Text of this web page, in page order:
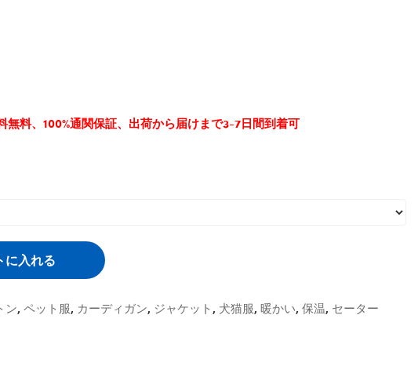
料、100%通関保証、出荷から届けまで3-7日間到着可
に入れる
ン, ペット服, カーディガン, ジャケット , 犬猫服, 暖かい, 保温, セーター